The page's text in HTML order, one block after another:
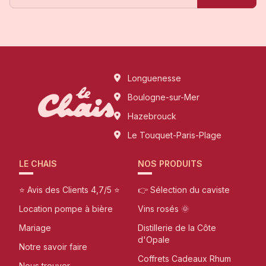
Longuenesse
Boulogne-sur-Mer
Hazebrouck
Le Touquet-Paris-Plage
LE CHAIS
⭐ Avis des Clients 4,7/5 ⭐
Location pompe à bière
Mariage
Notre savoir faire
NOS PRODUITS
👉 Sélection du caviste
Vins rosés 🌞
Distillerie de la Côte
d'Opale
Coffrets Cadeaux Rhum